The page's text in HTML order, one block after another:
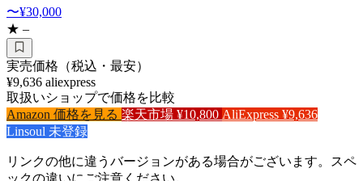
〜¥30,000
★ –
実売価格（税込・最安）
¥9,636 aliexpress
取扱いショップで価格を比較
Amazon 価格を見る 楽天市場 ¥10,800 AliExpress ¥9,636
Linsoul 未登録
リンクの他に違うバージョンがある場合がございます。スペ
ックの違いにご注意ください。